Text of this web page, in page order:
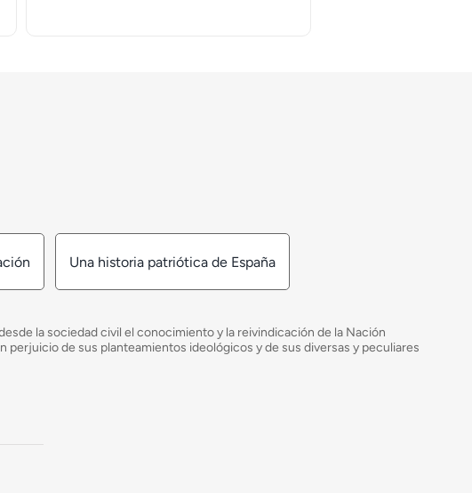
Una historia patriótica de España
la sociedad civil el conocimiento y la reivindicación de la Nación
de sus planteamientos ideológicos y de sus diversas y peculiares